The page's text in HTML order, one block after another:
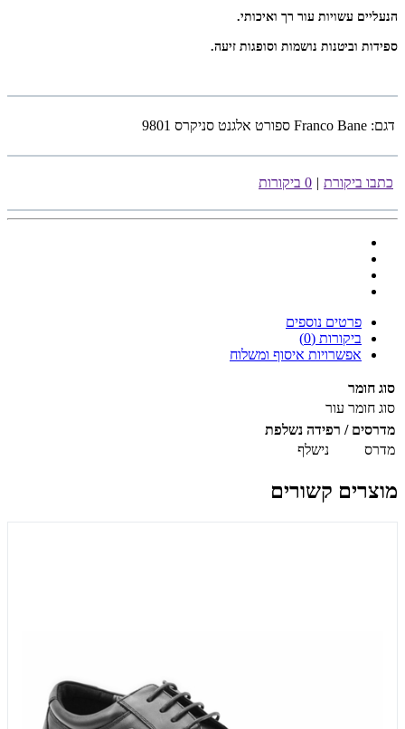
הנעליים עשויות עור רך ואיכותי.
ספידות וביטנות נושמות וסופגות זיעה.
דגם: Franco Bane ספורט אלגנט סניקרס 9801
כתבו ביקורת | 0 ביקורות
פרטים נוספים
ביקורות (0)
אפשרויות איסוף ומשלוח
סוג חומר
סוג חומר עור
מדרסים / רפידה נשלפת
מדרס
נישלף
מוצרים קשורים